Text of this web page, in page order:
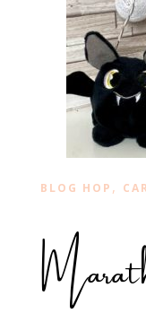
BLOG HOP ,